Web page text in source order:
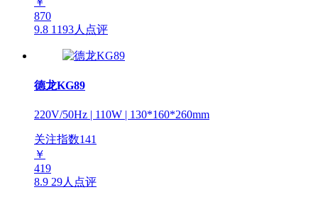
870
9.8 1193人点评
德龙KG89
220V/50Hz | 110W | 130*160*260mm
关注指数141
￥
419
8.9 29人点评